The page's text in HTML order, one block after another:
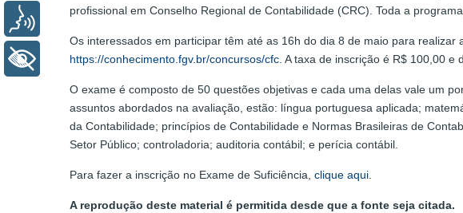
profissional em Conselho Regional de Contabilidade (CRC). Toda a
Os interessados em participar têm até as 16h do dia 8 de maio para
https://conhecimento.fgv.br/concursos/cfc. A taxa de inscrição é R$ 100,00 e
O exame é composto de 50 questões objetivas e cada uma delas vale um
assuntos abordados na avaliação, estão: língua portuguesa aplicada;
da Contabilidade; princípios de Contabilidade e Normas Brasileiras de
Setor Público; controladoria; auditoria contábil; e perícia contábil.
Para fazer a inscrição no Exame de Suficiência, clique aqui.
A reprodução deste material é permitida desde que a fonte seja citada.
Voz
+ Acessibilidade